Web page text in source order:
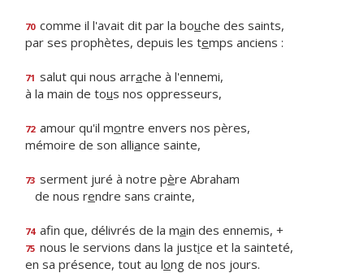
70 comme il l'avait dit par la bouche des saints,
par ses prophètes, depuis les temps anciens :
71 salut qui nous arrache à l'ennemi,
à la main de tous nos oppresseurs,
72 amour qu'il montre envers nos pères,
mémoire de son alliance sainte,
73 serment juré à notre père Abraham
de nous rendre sans crainte,
74 afin que, délivrés de la main des ennemis, +
75 nous le servions dans la justice et la sainteté,
en sa présence, tout au long de nos jours.